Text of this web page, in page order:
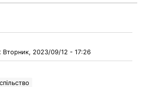
Вторник, 2023/09/12 - 17:26